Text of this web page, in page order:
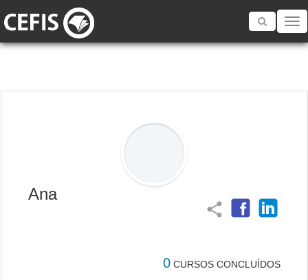
Toggle
Ana
share
0 CURSOS CONCLUÍDOS